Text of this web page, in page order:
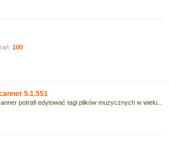
100
5.1.551
potrafi edytować tagi plików muzycznych w wielu...